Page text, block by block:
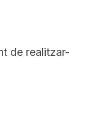
de realitzar-